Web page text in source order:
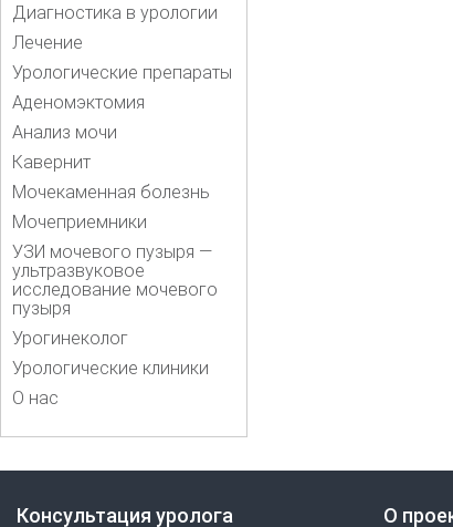
Диагностика в урологии
Лечение
Урологические препараты
Аденомэктомия
Анализ мочи
Кавернит
Мочекаменная болезнь
Мочеприемники
УЗИ мочевого пузыря —
ультразвуковое
исследование мочевого
пузыря
Урогинеколог
Урологические клиники
О нас
Консультация уролога О